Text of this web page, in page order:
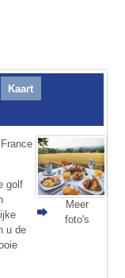
Kaart
golf
u de
Meer
foto's